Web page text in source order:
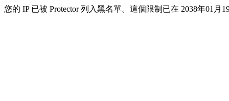
您的 IP 已被 Protector 列入黑名單。這個限制已在 2038年01月